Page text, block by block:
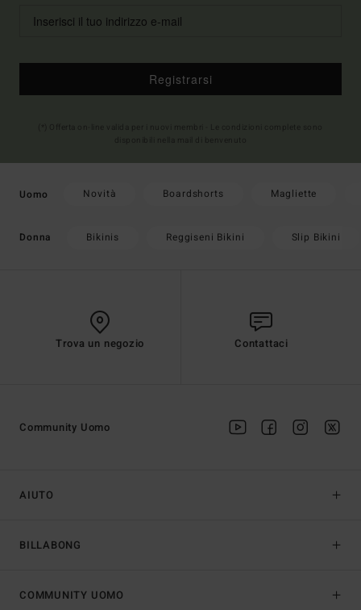
Registrarsi
Uomo Novità Boardshorts Magliette
Donna Bikinis Reggiseni Bikini Slip Bikini
Trova un negozio Contattaci
AIUTO
BILLABONG
Community Uomo
COMMUNITY UOMO